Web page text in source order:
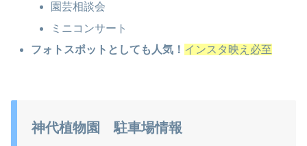
園芸相談会
ミニコンサート
フォトスポットとしても人気！ インスタ映え必至
神代植物園 駐車場情報